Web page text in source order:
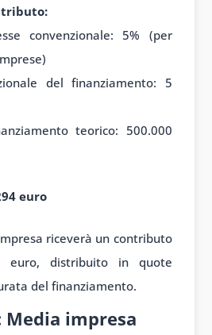
convenzionale: 5% (per
del finanziamento: 5
teorico: 500.000
euro
riceverà un contributo
euro, distribuito in quote
del finanziamento.
Media impresa